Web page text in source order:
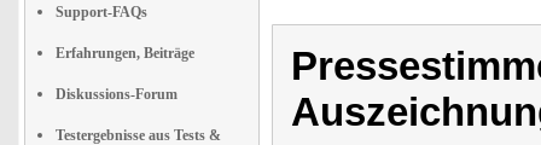
Support-FAQs
Erfahrungen, Beiträge
Diskussions-Forum
Testergebnisse aus Tests &